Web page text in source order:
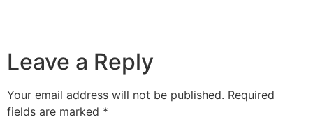
Leave a Reply
Your email address will not be published. Required
fields are marked *